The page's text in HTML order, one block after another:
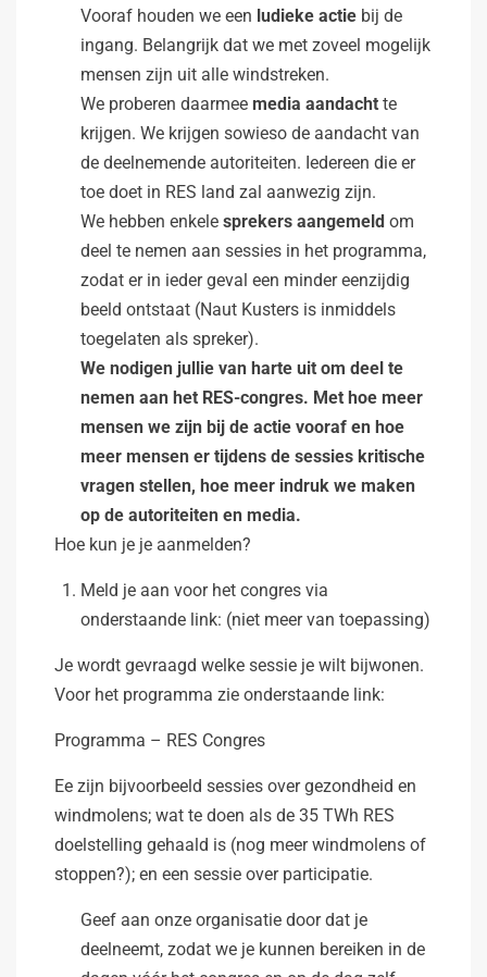
Vooraf houden we een ludieke actie bij de
ingang. Belangrijk dat we met zoveel mogelijk
mensen zijn uit alle windstreken.
We proberen daarmee media aandacht te
krijgen. We krijgen sowieso de aandacht van
de deelnemende autoriteiten. Iedereen die er
toe doet in RES land zal aanwezig zijn.
We hebben enkele sprekers aangemeld om
deel te nemen aan sessies in het programma,
zodat er in ieder geval een minder eenzijdig
beeld ontstaat (Naut Kusters is inmiddels
toegelaten als spreker).
We nodigen jullie van harte uit om deel te
nemen aan het RES-congres. Met hoe meer
mensen we zijn bij de actie vooraf en hoe
meer mensen er tijdens de sessies kritische
vragen stellen, hoe meer indruk we maken
op de autoriteiten en media.
Hoe kun je je aanmelden?
Meld je aan voor het congres via
onderstaande link: (niet meer van toepassing)
Je wordt gevraagd welke sessie je wilt bijwonen.
Voor het programma zie onderstaande link:
Programma – RES Congres
Ee zijn bijvoorbeeld sessies over gezondheid en
windmolens; wat te doen als de 35 TWh RES
doelstelling gehaald is (nog meer windmolens of
stoppen?); en een sessie over participatie.
Geef aan onze organisatie door dat je
deelneemt, zodat we je kunnen bereiken in de